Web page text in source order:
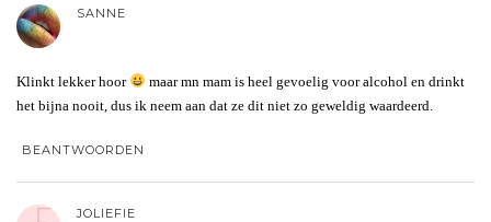
SANNE
Klinkt lekker hoor
maar mn mam is heel gevoelig voor alcohol en drinkt
het bijna nooit, dus ik neem aan dat ze dit niet zo geweldig waardeerd.
BEANTWOORDEN
JOLIEFIE